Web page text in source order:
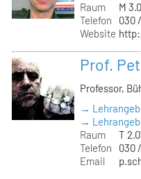
Raum
M
Telefon
030
Website
Prof.
Professor,
→
→
Raum
T
Telefon
030
Email